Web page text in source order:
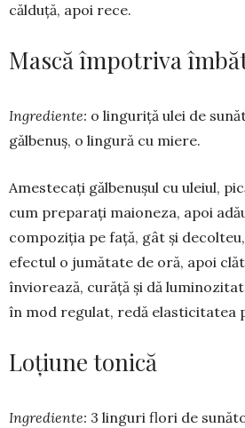
călduţă, apoi rece.
Mască împotriva
Ingrediente: o linguriţă ulei de
gălbenuş, o lin­gură cu miere.
Amestecaţi gălbenuşul cu uleiul,
cum preparați maioneza, apoi
compoziția pe față, gât și
efectul o jumătate de oră, apoi
înviorează, curăţă şi dă
în mod regulat, redă elasticitatea
Loţiune tonică
Ingrediente: 3 linguri flori de